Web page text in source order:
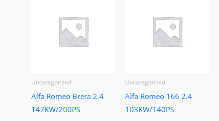
Uncategorized
Alfa Romeo Brera 2.4
147KW/200PS
Uncategorized
Alfa Romeo 166 2.4
103KW/140PS